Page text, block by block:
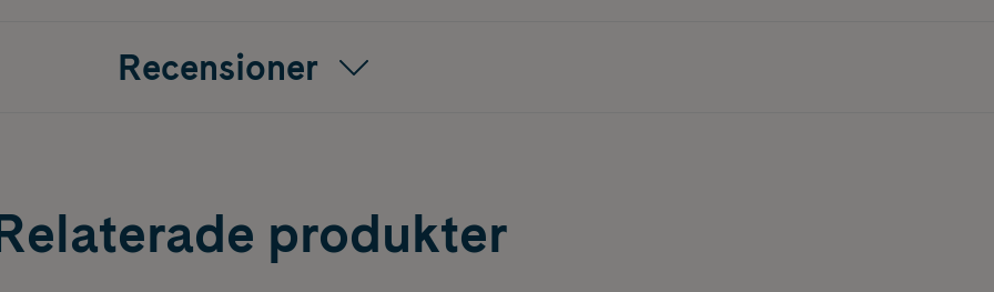
Recensioner
produkter